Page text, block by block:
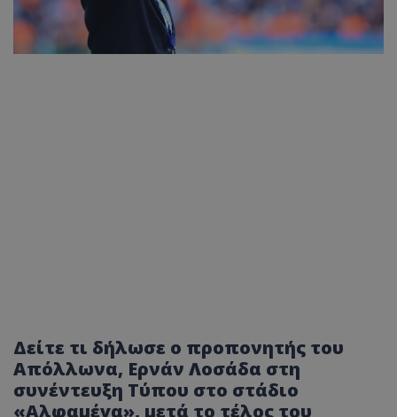
Δείτε τι δήλωσε ο προπονητής του
Απόλλωνα, Ερνάν Λοσάδα στη
συνέντευξη Τύπου στο στάδιο
«Αλφαμέγα», μετά το τέλος του